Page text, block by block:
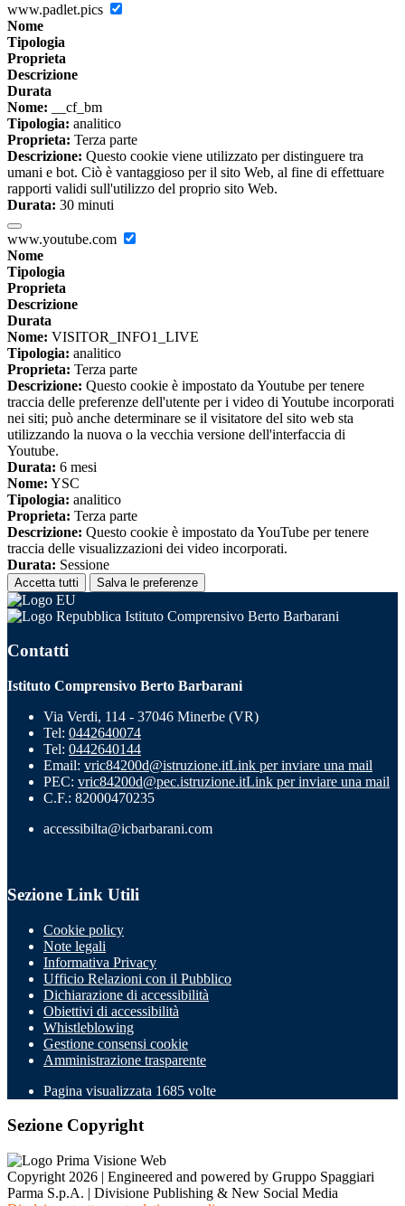
www.padlet.pics
Nome
Tipologia
Proprieta
Descrizione
Durata
Nome: __cf_bm
Tipologia: analitico
Proprieta: Terza parte
Descrizione: Questo cookie viene utilizzato per distinguere tra
umani e bot. Ciò è vantaggioso per il sito Web, al fine di effettuare
rapporti validi sull'utilizzo del proprio sito Web.
Durata: 30 minuti
www.youtube.com
Nome
Tipologia
Proprieta
Descrizione
Durata
Nome: VISITOR_INFO1_LIVE
Tipologia: analitico
Proprieta: Terza parte
Descrizione: Questo cookie è impostato da Youtube per tenere
traccia delle preferenze dell'utente per i video di Youtube incorporati
nei siti; può anche determinare se il visitatore del sito web sta
utilizzando la nuova o la vecchia versione dell'interfaccia di
Youtube.
Durata: 6 mesi
Nome: YSC
Tipologia: analitico
Proprieta: Terza parte
Descrizione: Questo cookie è impostato da YouTube per tenere
traccia delle visualizzazioni dei video incorporati.
Durata: Sessione
Accetta tutti Salva le preferenze
Istituto Comprensivo Berto Barbarani
Contatti
Istituto Comprensivo Berto Barbarani
Via Verdi, 114 - 37046 Minerbe (VR)
Tel: 0442640074
Tel: 0442640144
Email: vric84200d@istruzione.itLink per inviare una mail
PEC: vric84200d@pec.istruzione.itLink per inviare una mail
C.F.: 82000470235
accessibilta@icbarbarani.com
Sezione Link Utili
Cookie policy
Note legali
Informativa Privacy
Ufficio Relazioni con il Pubblico
Dichiarazione di accessibilità
Obiettivi di accessibilità
Whistleblowing
Gestione consensi cookie
Amministrazione trasparente
Pagina visualizzata 1685 volte
Sezione Copyright
Copyright 2026 | Engineered and powered by Gruppo Spaggiari
Parma S.p.A. | Divisione Publishing & New Social Media